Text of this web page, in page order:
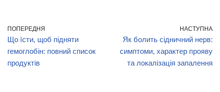
ПОПЕРЕДНЯ
Що їсти, щоб підняти
гемоглобін: повний список
продуктів
НАСТУПНА
Як болить сідничний нерв:
симптоми, характер прояву
та локалізація запалення